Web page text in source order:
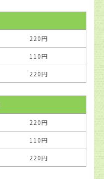
220円
110円
220円
220円
110円
220円